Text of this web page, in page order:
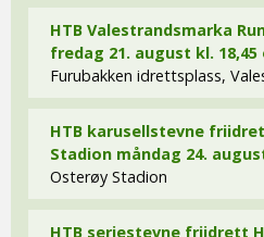
HTB Valestrandsmarka
fredag 21. august kl. 18,45
Furubakken idrettsplass,
HTB karusellstevne
Stadion måndag 24.
Osterøy Stadion
HTB seriestevne friidrett